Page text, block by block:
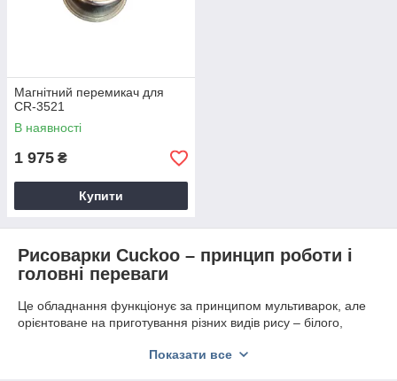
Магнітний перемикач для
CR-3521
В наявності
1 975 ₴
Купити
Рисоварки Cuckoo – принцип роботи і
головні переваги
Це обладнання функціонує за принципом мультиварок, але
орієнтоване на приготування різних видів рису – білого,
суші. Працює корейська рисоварка так:
Показати все